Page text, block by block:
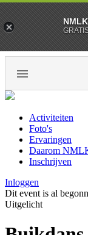
Activiteiten
Foto's
Ervaringen
Daarom
Inschrijven
Inloggen
Dit event is al
Uitgelicht
NMLK